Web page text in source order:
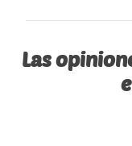
Las